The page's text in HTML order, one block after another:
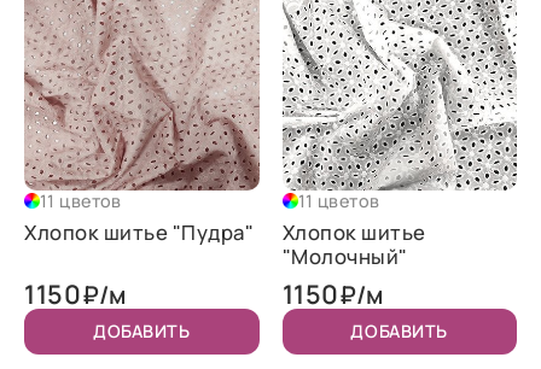
11 цветов
Хлопок шитье "Пудра"
1150₽/м
ДОБАВИТЬ
11 цветов
Хлопок шитье
"Молочный"
1150₽/м
ДОБАВИТЬ